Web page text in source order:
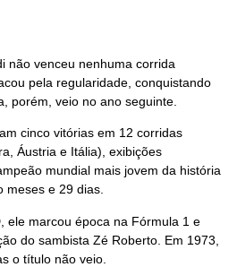
não venceu nenhuma corrida
pela regularidade, conquistando
porém, veio no ano seguinte.
cinco vitórias em 12 corridas
Áustria e Itália), exibições
mundial mais jovem da história
meses e 29 dias.
ele marcou época na Fórmula 1 e
do sambista Zé Roberto. Em 1973,
o título não veio.